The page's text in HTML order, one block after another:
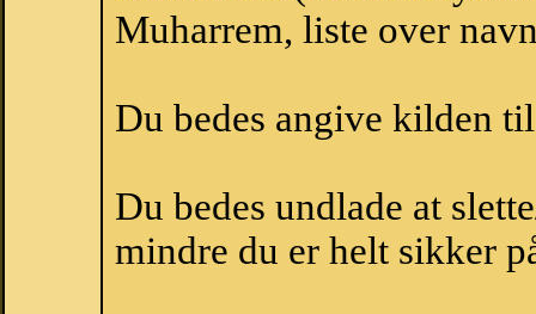
Muharrem, liste over
Du bedes angive kilden
Du bedes undlade at
mindre du er helt sikker